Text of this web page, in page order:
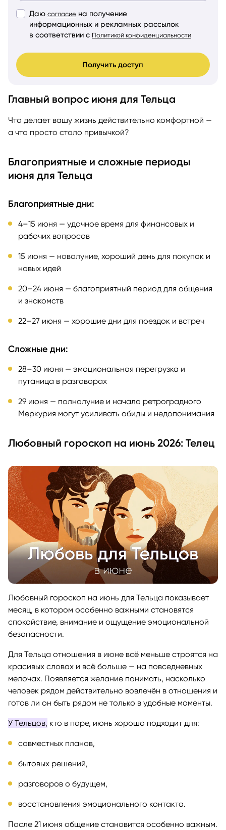
Даю согласие на получение
информационных и рекламных рассылок
в соответствии с Политикой конфиденциальности
Получить доступ
Главный вопрос июня для Тельца
Что делает вашу жизнь действительно комфортной —
а что просто стало привычкой?
Благоприятные и сложные периоды
июня для Тельца
Благоприятные дни:
4–15 июня — удачное время для финансовых и
рабочих вопросов
15 июня — новолуние, хороший день для покупок и
новых идей
20–24 июня — благоприятный период для общения
и знакомств
22–27 июня — хорошие дни для поездок и встреч
Сложные дни:
28–30 июня — эмоциональная перегрузка и
путаница в разговорах
29 июня — полнолуние и начало ретроградного
Меркурия могут усиливать обиды и недопонимания
Любовный гороскоп на июнь 2026: Телец
Любовный гороскоп на июнь для Тельца показывает
месяц, в котором особенно важными становятся
спокойствие, внимание и ощущение эмоциональной
безопасности.
Для Тельца отношения в июне всё меньше строятся на
красивых словах и всё больше — на повседневных
мелочах. Появляется желание понимать, насколько
человек рядом действительно вовлечён в отношения и
готов ли он быть рядом не только в удобные моменты.
У Тельцов, кто в паре, июнь хорошо подходит для:
совместных планов,
бытовых решений,
разговоров о будущем,
восстановления эмоционального контакта.
После 21 июня общение становится особенно важным.